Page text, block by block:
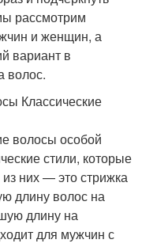
рассмотрим
и женщин, а
вариант в
волос.
Классические
волосы особой
стили, которые
них — это стрижка
длину волос на
длину на
для мужчин с